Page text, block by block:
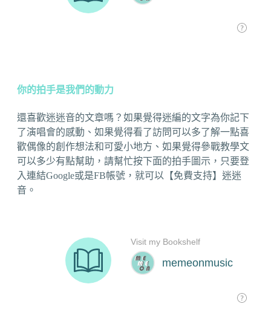
你的拍手是我們的動力
還喜歡迷迷音的文章嗎？如果覺得迷編的文字為你記下
了演唱會的感動、如果覺得看了訪問可以多了解一點喜
歡偶像的創作想法和可愛小地方、如果覺得參戰教學文
可以多少有點幫助，請幫忙按下面的拍手圖示，只要登
入連結Google或是FB帳號，就可以【免費支持】迷迷
音。